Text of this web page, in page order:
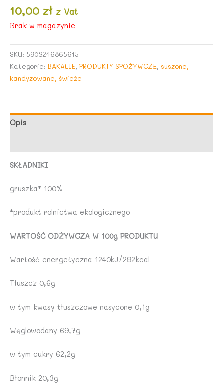
10,00 zł z Vat
Brak w magazynie
SKU: 5903246865615
Kategorie: BAKALIE, PRODUKTY SPOŻYWCZE, suszone,
kandyzowane, świeże
Opis
SKŁADNIKI
gruszka* 100%
*produkt rolnictwa ekologicznego
WARTOŚĆ ODŻYWCZA W 100g PRODUKTU
Wartość energetyczna 1240kJ/292kcal
Tłuszcz 0,6g
w tym kwasy tłuszczowe nasycone 0,1g
Węglowodany 69,7g
w tym cukry 62,2g
Błonnik 20,3g